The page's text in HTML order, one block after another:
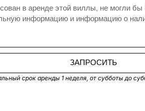
ЗАПРОСИТЬ
срок аренды 1 неделя, от субботы до